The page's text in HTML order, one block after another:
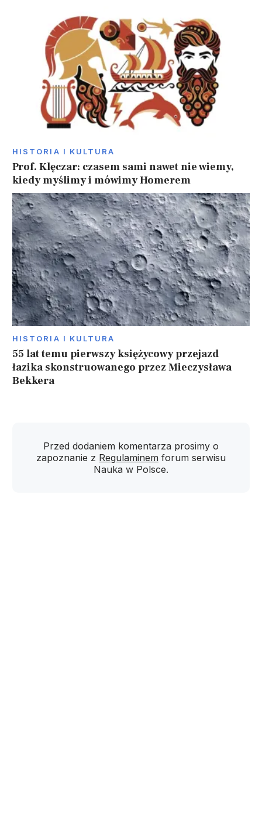
HISTORIA I KULTURA
Prof. Klęczar: czasem sami nawet nie wiemy,
kiedy myślimy i mówimy Homerem
HISTORIA I KULTURA
55 lat temu pierwszy księżycowy przejazd
łazika skonstruowanego przez Mieczysława
Bekkera
Przed dodaniem komentarza prosimy o
zapoznanie z Regulaminem forum serwisu
Nauka w Polsce.